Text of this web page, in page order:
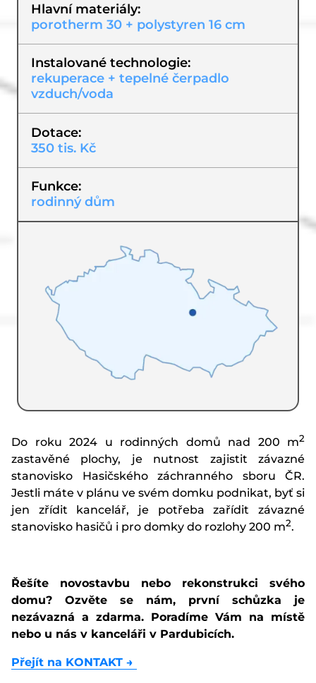
Hlavní materiály
porotherm 30 + polystyren 16 cm
Instalované technologie
rekuperace + tepelné čerpadlo
vzduch/voda
Dotace
350 tis. Kč
Funkce
rodinný dům
Do roku 2024 u rodinných domů nad 200 m2
zastavěné plochy, je nutnost zajistit závazné
stanovisko Hasičského záchranného sboru ČR.
Jestli máte v plánu ve svém domku podnikat, byť si
jen zřídit kancelář, je potřeba zařídit závazné
stanovisko hasičů i pro domky do rozlohy 200 m2.
Řešíte novostavbu nebo rekonstrukci svého
domu? Ozvěte se nám, první schůzka je
nezávazná a zdarma. Poradíme Vám na místě
nebo u nás v kanceláři v Pardubicích.
Přejít na KONTAKT →